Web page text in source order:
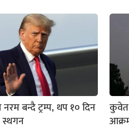
नरम बन्दै ट्रम्प, थप १० दिन
कुवेत